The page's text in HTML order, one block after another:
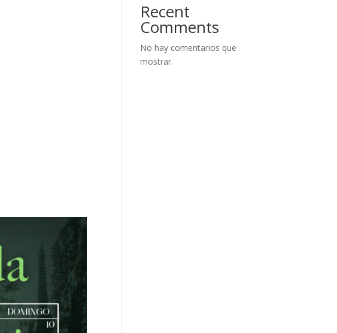
Recent
Comments
No hay comentarios que
mostrar.